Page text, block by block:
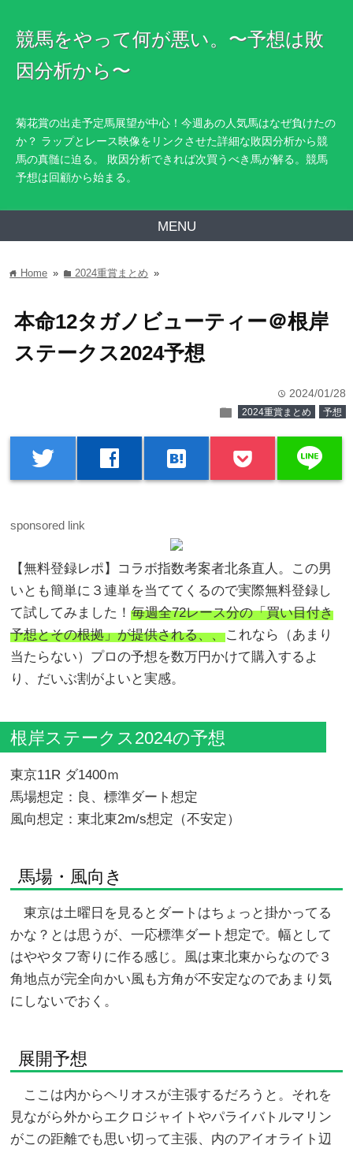
競馬をやって何が悪い。〜予想は敗
因分析から〜
菊花賞の出走予定馬展望が中心！今週あの人気馬はなぜ負けたの
か？ ラップとレース映像をリンクさせた詳細な敗因分析から競
馬の真髄に迫る。 敗因分析できれば次買うべき馬が解る。競馬
予想は回顧から始まる。
MENU
home Home » folder2024重賞まとめ »
本命12タガノビューティー＠根岸
ステークス2024予想
time 2024/01/28
folder 2024重賞まとめ 予想
twitter facebook hatenabookmark line
sponsored link
【無料登録レポ】コラボ指数考案者北条直人。この男
いとも簡単に３連単を当ててくるので実際無料登録し
て試してみました！毎週全72レース分の「買い目付き
予想とその根拠」が提供される、、これなら（あまり
当たらない）プロの予想を数万円かけて購入するよ
り、だいぶ割がよいと実感。
根岸ステークス2024の予想
東京11R ダ1400ｍ
馬場想定：良、標準ダート想定
風向想定：東北東2m/s想定（不安定）
馬場・風向き
東京は土曜日を見るとダートはちょっと掛かってる
かな？とは思うが、一応標準ダート想定で。幅として
はややタフ寄りに作る感じ。風は東北東からなので３
角地点が完全向かい風も方角が不安定なのであまり気
にしないでおく。
展開予想
ここは内からヘリオスが主張するだろうと。それを
見ながら外からエクロジャイトやパライバトルマリン
がこの距離でも思い切って主張、内のアイオライト辺